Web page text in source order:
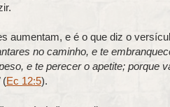
aumentam, e é o que diz o
no caminho, e te
e te perecer o apetite; porque
(Ec 12:5).